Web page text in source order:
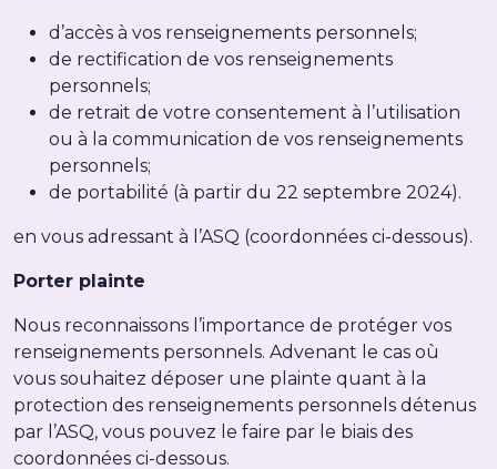
d’accès à vos renseignements personnels;
de rectification de vos renseignements
personnels;
de retrait de votre consentement à l’utilisation
ou à la communication de vos renseignements
personnels;
de portabilité (à partir du 22 septembre 2024).
en vous adressant à l’ASQ (coordonnées ci-dessous).
Porter plainte
Nous reconnaissons l’importance de protéger vos
renseignements personnels. Advenant le cas où
vous souhaitez déposer une plainte quant à la
protection des renseignements personnels détenus
par l’ASQ, vous pouvez le faire par le biais des
coordonnées ci-dessous.